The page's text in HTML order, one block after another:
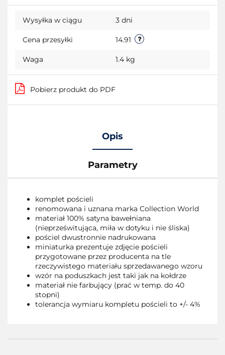
przechowalni
Wysyłka w ciągu 3 dni
Cena przesyłki 14.91
Waga 1.4 kg
Pobierz produkt do PDF
Opis
Parametry
komplet pościeli
renomowana i uznana marka Collection World
materiał 100% satyna bawełniana
(nieprześwitująca, miła w dotyku i nie śliska)
pościel dwustronnie nadrukowana
miniaturka prezentuje zdjęcie pościeli
przygotowane przez producenta na tle
rzeczywistego materiału sprzedawanego wzoru
wzór na poduszkach jest taki jak na kołdrze
materiał nie farbujący (prać w temp. do 40
stopni)
tolerancja wymiaru kompletu pościeli to +/- 4%